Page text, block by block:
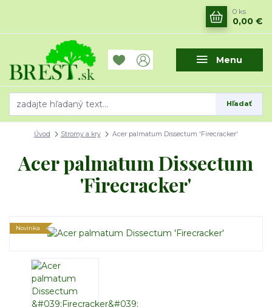
Menu
Hľadať
0 ks
0,00 €
Úvod Stromy a kry Acer palmatum Dissectum 'Firecracker'
Acer palmatum Dissectum
'Firecracker'
Novinka